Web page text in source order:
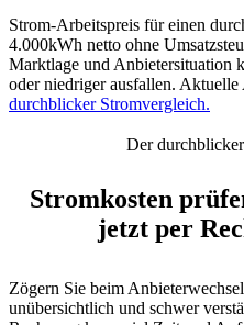
Strom-Arbeitspreis für einen
4.000kWh netto ohne
Marktlage und Anbietersituation
oder niedriger ausfallen.
durchblicker Stromvergleich.
Der
Stromkosten
jetzt per
Zögern Sie beim
unübersichtlich und schwer